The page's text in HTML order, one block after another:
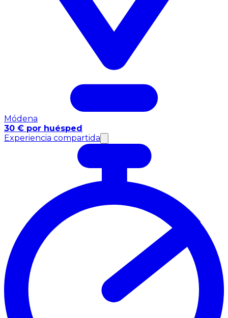
Módena
30 € por huésped
Experiencia compartida